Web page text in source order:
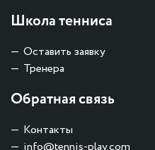
Школа тенниса
Оставить заявку
Тренера
Обратная связь
Контакты